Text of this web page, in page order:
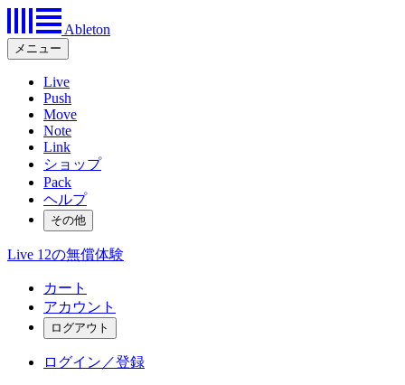
Ableton
メニュー
Live
Push
Move
Note
Link
ショップ
Pack
ヘルプ
その他
Live 12の無償体験
カート
アカウント
ログイン／登録